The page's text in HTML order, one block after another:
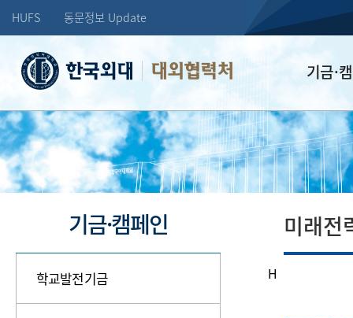
HUFS 동문정보 Update
대외협력처 기금·
학교발전기
장학기금
선배드림 장
기금·캠페인
학교발전기금 H
미래전